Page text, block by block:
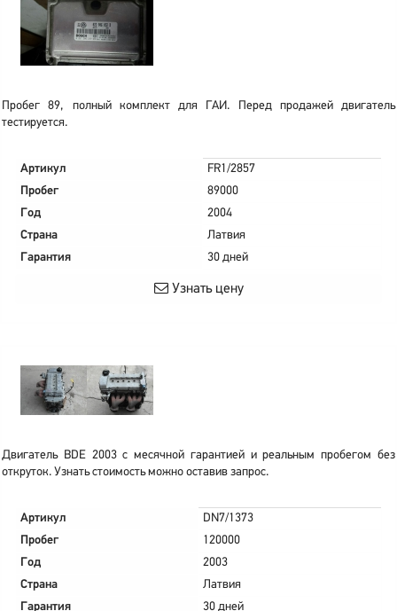
Пробег 89, полный комплект для ГАИ. Перед продажей двигатель
тестируется.
Артикул
FR1/2857
Пробег
89000
Год
2004
Страна
Латвия
Гарантия
30 дней
Узнать цену
Двигатель BDE 2003 с месячной гарантией и реальным пробегом без
откруток. Узнать стоимость можно оставив запрос.
Артикул
DN7/1373
Пробег
120000
Год
2003
Страна
Латвия
Гарантия
30 дней